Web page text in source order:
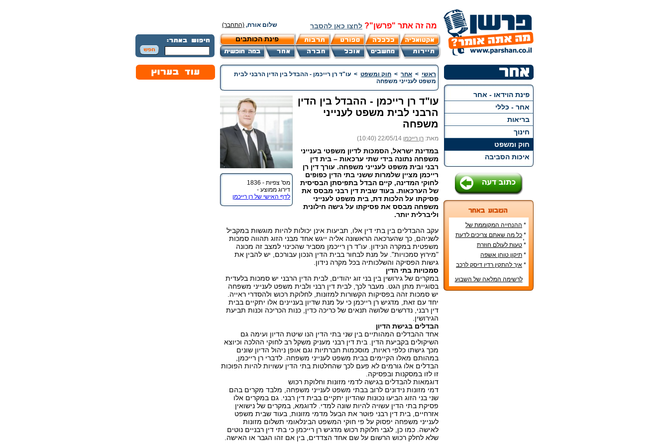
מה זה אתר "פרשן"? לחצו כאן להסבר שלום אורח, (התחבר)
פינת הכותבים
פינת הוידאו - אחר
אחר - כללי
בריאות
חינוך
חוק ומשפט
איכות הסביבה
* ההנחייה המקוממת של
משרד החינוך
* כל מה שאתם צריכים לדעת
לפני קניית מטבח חדש
* טעות לעולם חוזרת
* תיקון טוחן אשפה
* איך להתקין רדיו דיסק לרכב
לרשימה המלאה של השבוע
ראשי > אחר > חוק ומשפט > עו"ד רן רייכמן - ההבדל בין הדין הרבני לבית
משפט לענייני משפחה
מס' צפיות - 1836
דירוג ממוצע -
לדף האישי של רן רייכמן
עו"ד רן רייכמן - ההבדל בין הדין
הרבני לבית משפט לענייני
משפחה
מאת: רן רייכמן 22/05/14 (10:40)
במדינת ישראל, הסמכות לדיון משפטי בענייני
משפחה נתונה בידי שתי ערכאות – בית דין
רבני ובית משפט לענייני משפחה. עורך דין רן
רייכמן מציין שלמרות ששני בתי הדין כפופים
לחוקי המדינה, קיים הבדל בתפיסתן הבסיסית
של הערכאות. בעוד שבית דין רבני מבסס את
פסיקתו על הלכות דת, בית משפט לענייני
משפחה מבסס את פסיקתו על גישה חילונית
וליברלית יותר.
עקב ההבדלים בין בתי דין אלו, תביעות אינן יכולות להיות מוגשות במקביל
לשניהם, כך שהערכאה הראשונה אליה ייגש אחד מבני הזוג תהווה סמכות
משפטית במקרה הנידון. עו"ד רן רייכמן מסביר שהכינוי למצב זה מכונה
"מירוץ סמכויות". על מנת לבחור בבית הדין הנכון עבורכם, יש להבין את
גישות הפסיקה והשלכותיה בכל מקרה נידון.
סמכויות בתי הדין
במקרים של גירושין בין בני זוג יהודים, לבית הדין הרבני יש סמכות בלעדית
בסוגיית מתן הגט. מעבר לכך, לבית דין רבני ולבית משפט לענייני משפחה
יש סמכות זהה בפסיקות הקשורות למזונות, לחלוקת רכוש ולהסדרי ראייה.
יחד עם זאת, מדגיש רן רייכמן כי על מנת שדיון בעניינים אלו יתקיים בבית
דין רבני, נדרשים שלושה תנאים של כריכה כדין, כנות הכריכה וכנות תביעת
הגירושין.
הבדלים בגישת הדיון
אחד ההבדלים המהותיים בין שני בתי הדין הנו שיטת הדיון ועימה גם
השיקולים בקביעת הדין. בית דין רבני מעניק משקל רב לחוקי ההלכה וכיוצא
מכך גישתו כלפי ראיות, מוסכמות חברתיות וגם אופן ניהול הדיון שונים
במהותם מאלו הקיימים בבית משפט לענייני משפחה. לדברי רן רייכמן,
הבדלים אלו גורמים לא פעם לכך שהחלטות בתי הדין עשויות להיות הפוכות
זו לזו במסקנות ובפסיקה.
דוגמאות להבדלים בגישה לדמי מזונות וחלוקת רכוש
דמי מזונות נידונים לרוב בבתי משפט לענייני משפחה, מלבד מקרים בהם
שני בני הזוג הביעו נכונות שהדיון יתקיים בבית דין רבני. גם במקרים אלו
פסיקת בתי הדין עשויה להיות שונה למדי. לדוגמא, במקרים של נישואין
אזרחיים, בית דין רבני פוטר את הבעל מדמי מזונות, בעוד שבית משפט
לענייני משפחה יפסוק על פי חוקי המשפט הבינלאומי תשלום מזונות
לאישה. כמו כן, לגבי חלוקת רכוש מדגיש רן רייכמן כי בתי דין רבניים נוטים
שלא לחלק רכוש הרשום על שם אחד הצדדים, בין אם זהו הגבר או האישה.